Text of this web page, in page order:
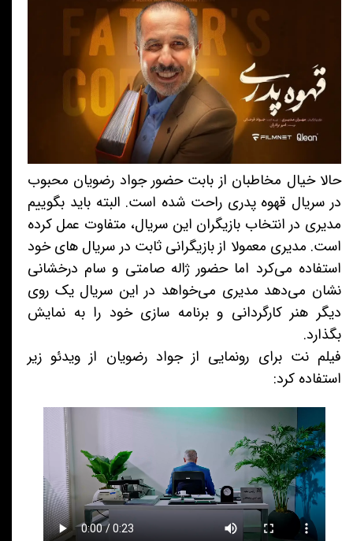
حالا خیال مخاطبان از بابت حضور جواد رضویان محبوب
در سریال قهوه پدری راحت شده است. البته باید بگوییم
مدیری در انتخاب بازیگران این سریال، متفاوت عمل کرده
است. مدیری معمولا از بازیگرانی ثابت در سریال های خود
استفاده می‌کرد اما حضور ژاله صامتی و سام درخشانی
نشان می‌دهد مدیری می‌خواهد در این سریال یک روی
دیگر هنر کارگردانی و برنامه سازی خود را به نمایش
بگذارد.
فیلم نت برای رونمایی از جواد رضویان از ویدئو زیر
استفاده کرد: